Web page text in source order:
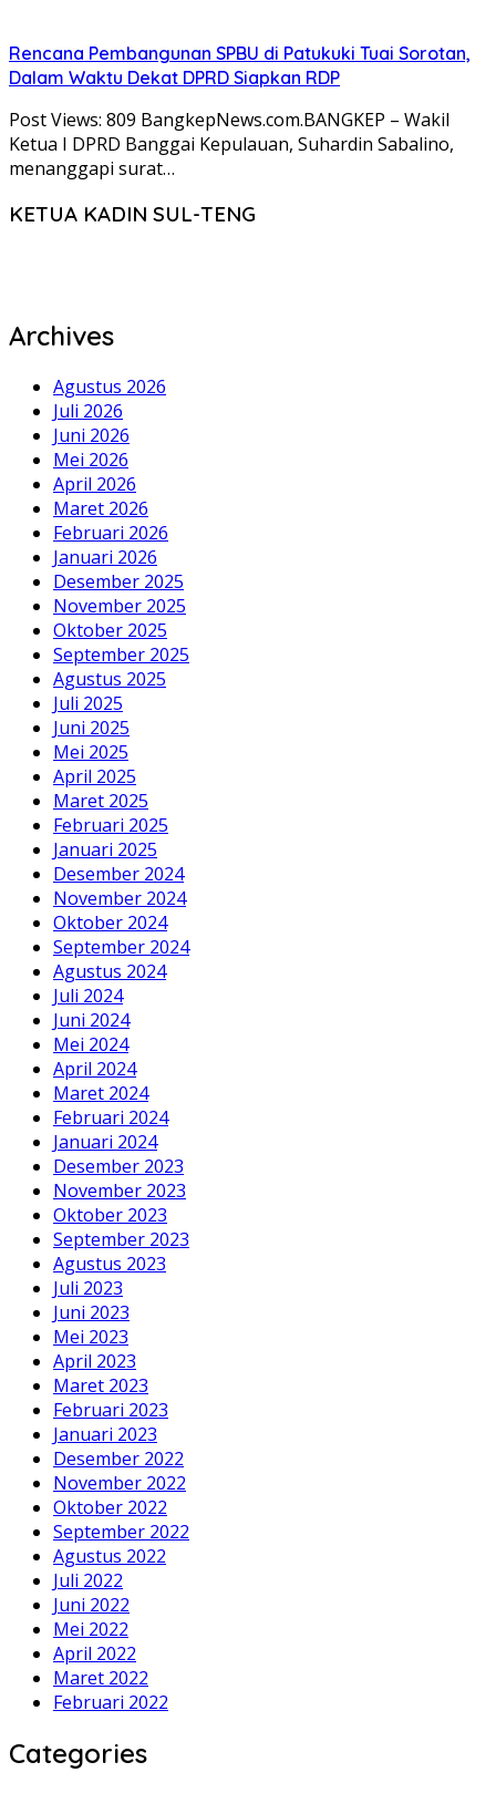
Rencana Pembangunan SPBU di Patukuki Tuai Sorotan,
Dalam Waktu Dekat DPRD Siapkan RDP
Post Views: 809 BangkepNews.com.BANGKEP – Wakil
Ketua I DPRD Banggai Kepulauan, Suhardin Sabalino,
menanggapi surat…
KETUA KADIN SUL-TENG
Archives
Agustus 2026
Juli 2026
Juni 2026
Mei 2026
April 2026
Maret 2026
Februari 2026
Januari 2026
Desember 2025
November 2025
Oktober 2025
September 2025
Agustus 2025
Juli 2025
Juni 2025
Mei 2025
April 2025
Maret 2025
Februari 2025
Januari 2025
Desember 2024
November 2024
Oktober 2024
September 2024
Agustus 2024
Juli 2024
Juni 2024
Mei 2024
April 2024
Maret 2024
Februari 2024
Januari 2024
Desember 2023
November 2023
Oktober 2023
September 2023
Agustus 2023
Juli 2023
Juni 2023
Mei 2023
April 2023
Maret 2023
Februari 2023
Januari 2023
Desember 2022
November 2022
Oktober 2022
September 2022
Agustus 2022
Juli 2022
Juni 2022
Mei 2022
April 2022
Maret 2022
Februari 2022
Categories